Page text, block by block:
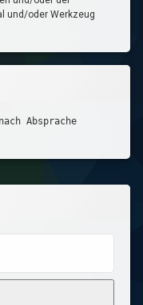
und/oder Werkzeug
Absprache